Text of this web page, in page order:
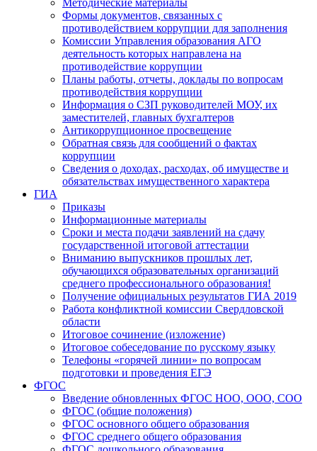
Методические материалы
Формы документов, связанных с
противодействием коррупции для заполнения
Комиссии Управления образования АГО
деятельность которых направлена на
противодействие коррупции
Планы работы, отчеты, доклады по вопросам
противодействия коррупции
Информация о СЗП руководителей МОУ, их
заместителей, главных бухгалтеров
Антикоррупционное просвещение
Обратная связь для сообщений о фактах
коррупции
Сведения о доходах, расходах, об имуществе и
обязательствах имущественного характера
ГИА
Приказы
Информационные материалы
Сроки и места подачи заявлений на сдачу
государственной итоговой аттестации
Вниманию выпускников прошлых лет,
обучающихся образовательных организаций
среднего профессионального образования!
Получение официальных результатов ГИА 2019
Работа конфликтной комиссии Свердловской
области
Итоговое сочинение (изложение)
Итоговое собеседование по русскому языку
Телефоны «горячей линии» по вопросам
подготовки и проведения ЕГЭ
ФГОС
Введение обновленных ФГОС НОО, ООО, СОО
ФГОС (общие положения)
ФГОС основного общего образования
ФГОС среднего общего образования